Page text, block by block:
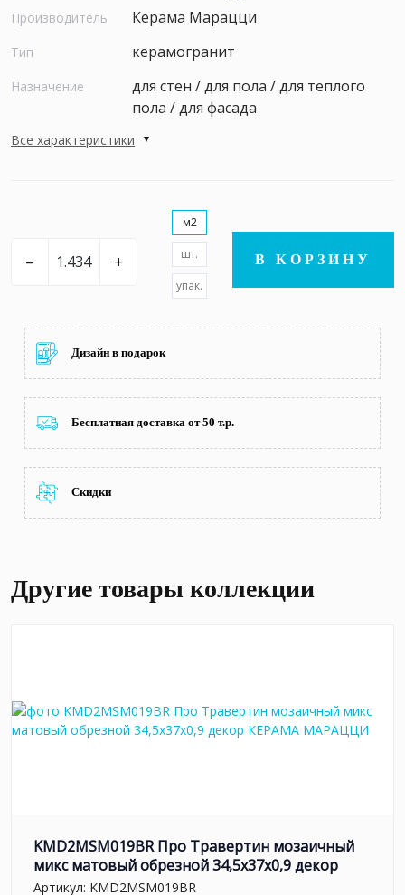
Производитель Керама Марацци
Тип керамогранит
Назначение
для стен / для пола / для теплого
пола / для фасада
Все характеристики
– +
м2
шт.
упак.
В КОРЗИНУ
Дизайн в подарок
Бесплатная доставка от 50 т.р.
Скидки
Другие товары коллекции
KMD2MSM019BR Про Травертин мозаичный
микс матовый обрезной 34,5x37x0,9 декор
Артикул: KMD2MSM019BR